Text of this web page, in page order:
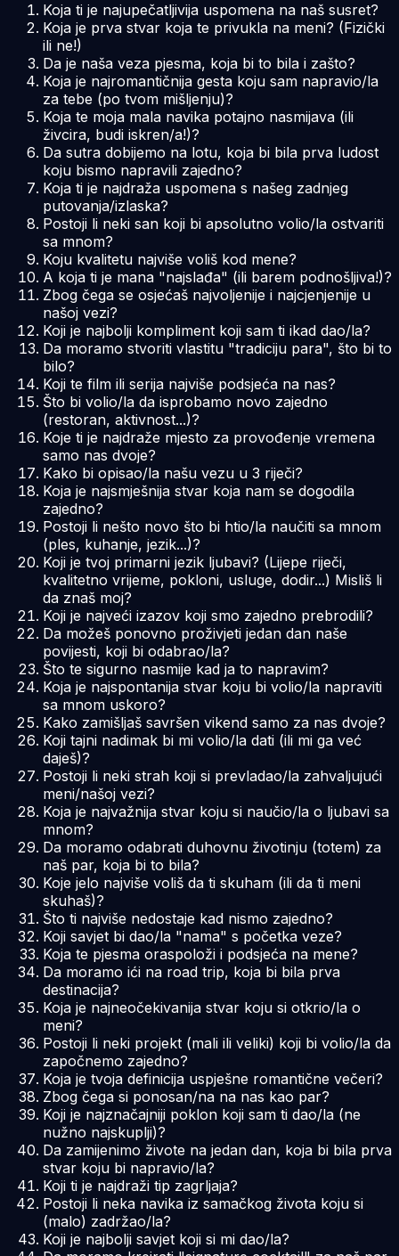
Koja ti je najupečatljivija uspomena na naš susret?
Koja je prva stvar koja te privukla na meni? (Fizički
ili ne!)
Da je naša veza pjesma, koja bi to bila i zašto?
Koja je najromantičnija gesta koju sam napravio/la
za tebe (po tvom mišljenju)?
Koja te moja mala navika potajno nasmijava (ili
živcira, budi iskren/a!)?
Da sutra dobijemo na lotu, koja bi bila prva ludost
koju bismo napravili zajedno?
Koja ti je najdraža uspomena s našeg zadnjeg
putovanja/izlaska?
Postoji li neki san koji bi apsolutno volio/la ostvariti
sa mnom?
Koju kvalitetu najviše voliš kod mene?
A koja ti je mana "najslađa" (ili barem podnošljiva!)?
Zbog čega se osjećaš najvoljenije i najcjenjenije u
našoj vezi?
Koji je najbolji kompliment koji sam ti ikad dao/la?
Da moramo stvoriti vlastitu "tradiciju para", što bi to
bilo?
Koji te film ili serija najviše podsjeća na nas?
Što bi volio/la da isprobamo novo zajedno
(restoran, aktivnost...)?
Koje ti je najdraže mjesto za provođenje vremena
samo nas dvoje?
Kako bi opisao/la našu vezu u 3 riječi?
Koja je najsmješnija stvar koja nam se dogodila
zajedno?
Postoji li nešto novo što bi htio/la naučiti sa mnom
(ples, kuhanje, jezik...)?
Koji je tvoj primarni jezik ljubavi? (Lijepe riječi,
kvalitetno vrijeme, pokloni, usluge, dodir...) Misliš li
da znaš moj?
Koji je najveći izazov koji smo zajedno prebrodili?
Da možeš ponovno proživjeti jedan dan naše
povijesti, koji bi odabrao/la?
Što te sigurno nasmije kad ja to napravim?
Koja je najspontanija stvar koju bi volio/la napraviti
sa mnom uskoro?
Kako zamišljaš savršen vikend samo za nas dvoje?
Koji tajni nadimak bi mi volio/la dati (ili mi ga već
daješ)?
Postoji li neki strah koji si prevladao/la zahvaljujući
meni/našoj vezi?
Koja je najvažnija stvar koju si naučio/la o ljubavi sa
mnom?
Da moramo odabrati duhovnu životinju (totem) za
naš par, koja bi to bila?
Koje jelo najviše voliš da ti skuham (ili da ti meni
skuhaš)?
Što ti najviše nedostaje kad nismo zajedno?
Koji savjet bi dao/la "nama" s početka veze?
Koja te pjesma oraspoloži i podsjeća na mene?
Da moramo ići na road trip, koja bi bila prva
destinacija?
Koja je najneočekivanija stvar koju si otkrio/la o
meni?
Postoji li neki projekt (mali ili veliki) koji bi volio/la da
započnemo zajedno?
Koja je tvoja definicija uspješne romantične večeri?
Zbog čega si ponosan/na na nas kao par?
Koji je najznačajniji poklon koji sam ti dao/la (ne
nužno najskuplji)?
Da zamijenimo živote na jedan dan, koja bi bila prva
stvar koju bi napravio/la?
Koji ti je najdraži tip zagrljaja?
Postoji li neka navika iz samačkog života koju si
(malo) zadržao/la?
Koji je najbolji savjet koji si mi dao/la?